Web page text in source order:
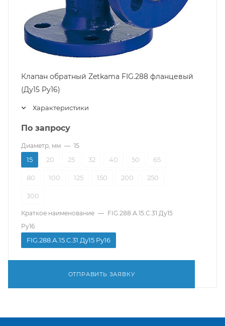
Клапан обратный Zetkama FIG.288 фланцевый
(Ду15 Pу16)
Характеристики
По запросу
Диаметр, мм — 15
15 20 25 32 40 50 65
80 100 125 150 200 250
300
Краткое наименование — FIG.288.А.15.C.31 Ду15
Pу16
FIG.288.А.15.C.31 Ду15 Pу16
ОТПРАВИТЬ ЗАЯВКУ